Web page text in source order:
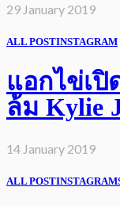
29 January 2019
ALL POSTINSTAGRAM
แอกไข่เปิ
ล้ม Kylie
14 January 2019
ALL POSTINSTAGRAM